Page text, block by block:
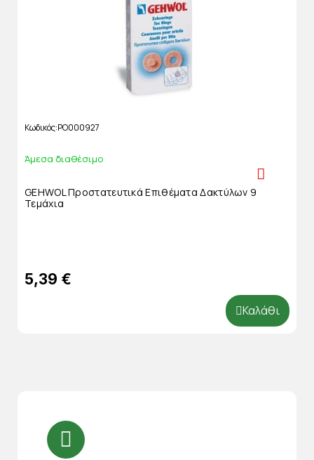
Κωδικός PO000927
Άμεσα διαθέσιμο
GEHWOL Προστατευτικά Επιθέματα Δακτύλων 9
Τεμάχια
5,39 €
Καλάθι